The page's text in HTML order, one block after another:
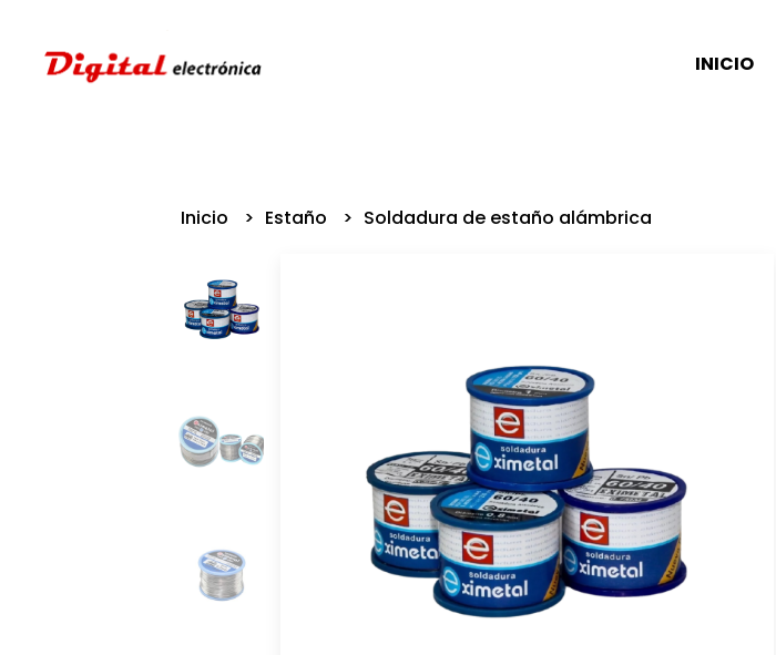
INICIO
Inicio Estaño Soldadura de estaño alámbrica